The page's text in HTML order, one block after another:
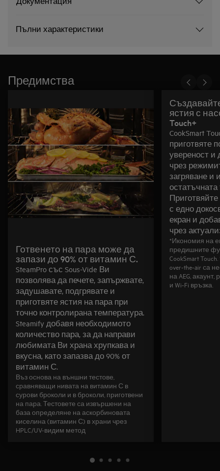
Пълни характеристики
Предимства
Готвенето на пара може да
запази до 90% от витамин С.
SteamPro със Sous-Vide Ви
позволява да печете, запържвате,
задушавате, подгрявате и
приготвяте ястия на пара при
точно контролирана температура.
Steamify добавя необходимото
количество пара, за да направи
любимата Ви храна хрупкава и
вкусна, като запазва до 90% от
витамин С.
Въз основа на външни тестове,
сравняващи нивата на витамин С в
сурови броколи и в броколи, приготвени
на пара. Тестовете са извършени на
база определяне на аскорбиновата
киселина (витамин С) в храни чрез
HPLC/UV-видим метод
ястия с насоки от CookSmart
Touch+
CookSmart
приготвяте
увереност и
чрез
загряване и
остатъчната
с едно
екран и
чрез
*Икономия на
предишните
CookSmart
over‑the‑air са
на AEG,
и Wi‑Fi връзка.